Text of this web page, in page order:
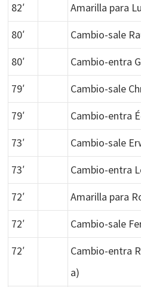
82′
Amarilla para
80′
Cambio-sale
80′
Cambio-entra
79′
Cambio-sale
79′
Cambio-entra
73′
Cambio-sale
73′
Cambio-entra
72′
Amarilla para
72′
Cambio-sale
72′
Cambio-entra
a)